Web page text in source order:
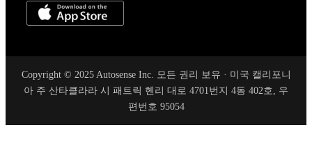
Copyright © 2025 Autosense Inc. 모든 권리 보유 · 미국 캘리포니
아 주 산타클라라 시 패트릭 헨리 대로 4701번지 4동 402호, 우
편번호 95054